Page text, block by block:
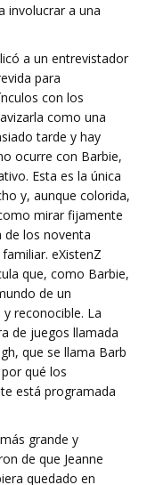
involucrar a una
a un entrevistador
para
con los
como una
tarde y hay
ocurre con Barbie,
Esta es la única
y, aunque colorida,
mirar fijamente
de los noventa
eXistenZ
que, como Barbie,
de un
reconocible. La
de juegos llamada
que se llama Barb
qué los
está programada
grande y
de que Jeanne
quedado en